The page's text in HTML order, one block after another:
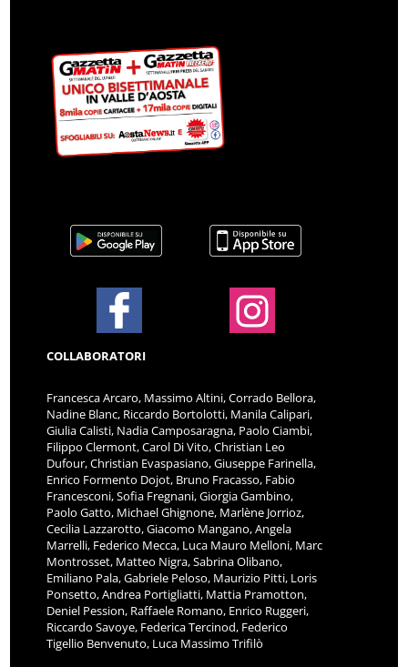
COLLABORATORI
Francesca Arcaro, Massimo Altini, Corrado Bellora,
Nadine Blanc, Riccardo Bortolotti, Manila Calipari,
Giulia Calisti, Nadia Camposaragna, Paolo Ciambi,
Filippo Clermont, Carol Di Vito, Christian Leo
Dufour, Christian Evaspasiano, Giuseppe Farinella,
Enrico Formento Dojot, Bruno Fracasso, Fabio
Francesconi, Sofia Fregnani, Giorgia Gambino,
Paolo Gatto, Michael Ghignone, Marlène Jorrioz,
Cecilia Lazzarotto, Giacomo Mangano, Angela
Marrelli, Federico Mecca, Luca Mauro Melloni, Marc
Montrosset, Matteo Nigra, Sabrina Olibano,
Emiliano Pala, Gabriele Peloso, Maurizio Pitti, Loris
Ponsetto, Andrea Portigliatti, Mattia Pramotton,
Deniel Pession, Raffaele Romano, Enrico Ruggeri,
Riccardo Savoye, Federica Tercinod, Federico
Tigellio Benvenuto, Luca Massimo Trifilò